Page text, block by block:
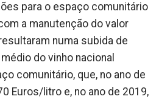
para o espaço comunitário
a manutenção do valor
numa subida de
do vinho nacional
comunitário, que, no ano de
Euros/litro e, no ano de 2019,